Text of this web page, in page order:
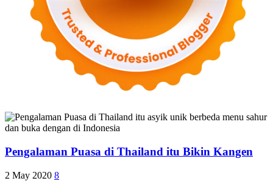
Pengalaman Puasa di Thailand itu Bikin Kangen
2 May 2020 8